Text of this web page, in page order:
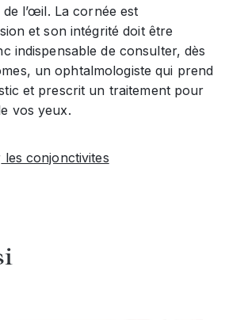
l’œil. La cornée est
et son intégrité doit être
indispensable de consulter, dès
un ophtalmologiste qui prend
et prescrit un traitement pour
vos yeux.
les conjonctivites